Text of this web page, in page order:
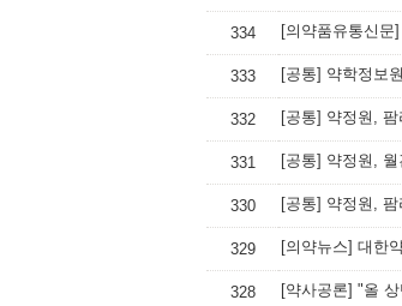
334 [의약품유통신문
333 [공통] 약학정보
332 [공통] 약정원, 팜
331 [공통] 약정원,
330 [공통] 약정원, 팜
329 [의약뉴스] 대한
328 [약사공론] "올